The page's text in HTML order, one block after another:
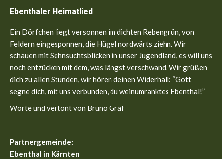
opens
in
new
window
opens
in
new
window
Ebenthaler Heimatlied
Ein Dörfchen liegt versonnen im dichten Rebengrün, von
Feldern eingesponnen, die Hügel nordwärts ziehn. Wir
schauen mit Sehnsuchtsblicken in unser Jugendland, es will uns
noch entzücken mit dem, was längst verschwand. Wir grüßen
dich zu allen Stunden, wir hören deinen Widerhall: “Gott
segne dich, mit uns verbunden, du weinumranktes Ebenthal!”
Worte und vertont von Bruno Graf
Partnergemeinde:
Ebenthal in Kärnten